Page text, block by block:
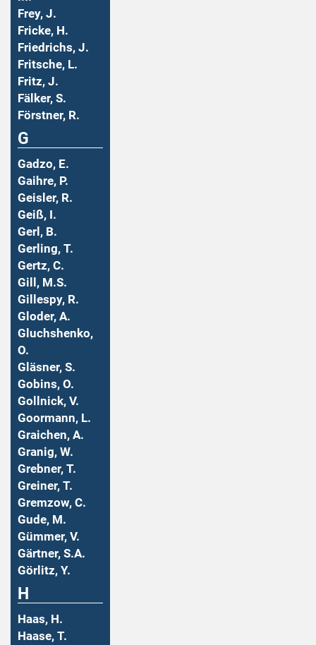
Frey, J.
Fricke, H.
Friedrichs, J.
Fritsche, L.
Fritz, J.
Fälker, S.
Förstner, R.
G
Gadzo, E.
Gaihre, P.
Geisler, R.
Geiß, I.
Gerl, B.
Gerling, T.
Gertz, C.
Gill, M.S.
Gillespy, R.
Gloder, A.
Gluchshenko,
O.
Gläsner, S.
Gobins, O.
Gollnick, V.
Goormann, L.
Graichen, A.
Granig, W.
Grebner, T.
Greiner, T.
Gremzow, C.
Gude, M.
Gümmer, V.
Gärtner, S.A.
Görlitz, Y.
H
Haas, H.
Haase, T.